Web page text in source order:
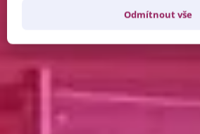
Odmítnout vše